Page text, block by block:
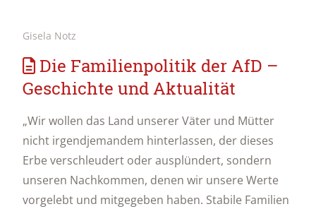
Gisela Notz
Die Familienpolitik der AfD –
Geschichte und Aktualität
„Wir wollen das Land unserer Väter und Mütter
nicht irgendjemandem hinterlassen, der dieses
Erbe verschleudert oder ausplündert, sondern
unseren Nachkommen, denen wir unsere Werte
vorgelebt und mitgegeben haben. Stabile Familien